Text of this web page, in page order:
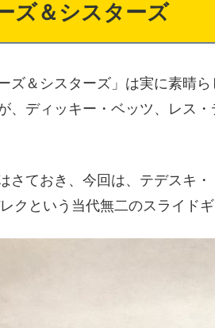
ズ＆シスターズ
ズ＆シスターズ」は実に素晴
、ディッキー・ベッツ、レス
さておき、今回は、テデスキ
クという当代無二のスライド